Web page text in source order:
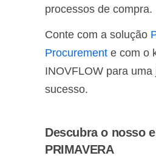
processos de compra.
Conte com a solução
Procurement e com o
INOVFLOW para uma
sucesso.
Descubra o nosso
PRIMAVERA